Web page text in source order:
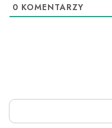
0 KOMENTARZY